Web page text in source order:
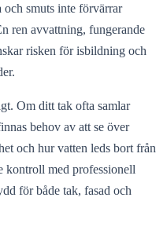
och smuts inte förvärrar
ren avvattning, fungerande
risken för isbildning och
Om ditt tak ofta samlar
behov av att se över
och hur vatten leds bort från
kontroll med professionell
för både tak, fasad och